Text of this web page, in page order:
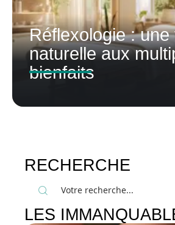
Réflexologie : une
naturelle aux
bienfaits
RECHERCHE
LES